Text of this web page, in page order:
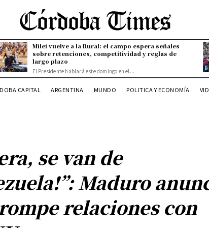
Milei vuelve a la Rural: el campo espera señales
sobre retenciones, competitividad y reglas de
largo plazo
El Presidente hablará este domingo en el...
CAPITAL ARGENTINA MUNDO POLITICA Y ECONOMÍA
se van de
Maduro
relaciones con